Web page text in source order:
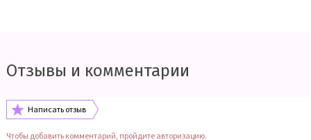
Отзывы и комментарии
Написать отзыв
Чтобы добавить комментарий, пройдите авторизацию.